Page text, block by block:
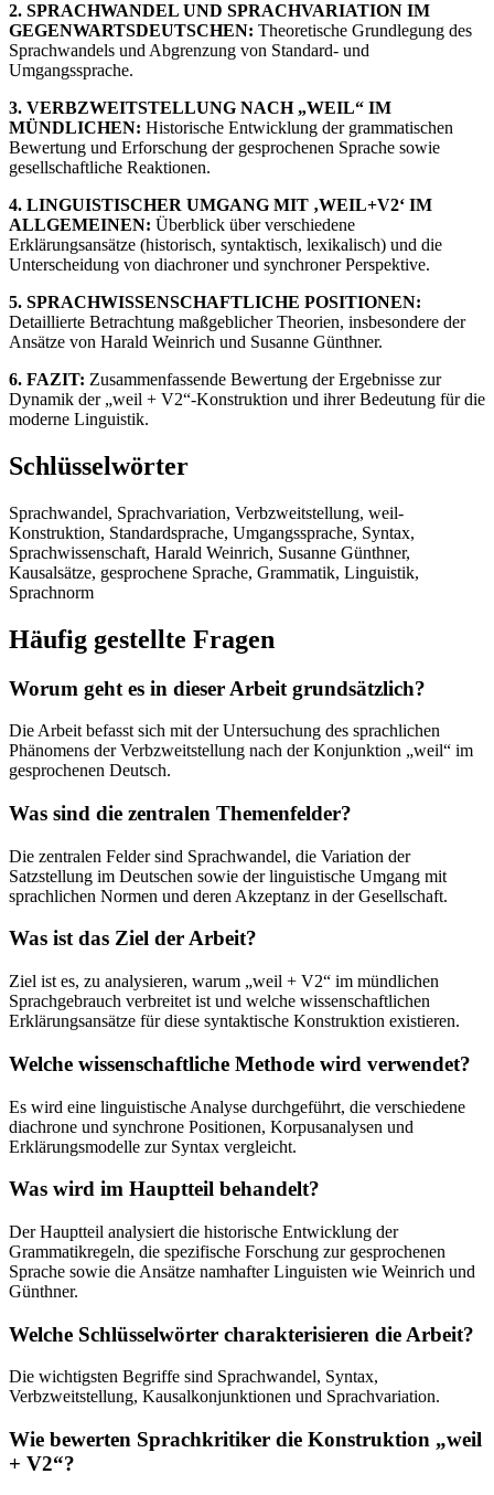
2. SPRACHWANDEL UND SPRACHVARIATION IM
GEGENWARTSDEUTSCHEN: Theoretische Grundlegung des
Sprachwandels und Abgrenzung von Standard- und
Umgangssprache.
3. VERBZWEITSTELLUNG NACH „WEIL“ IM
MÜNDLICHEN: Historische Entwicklung der grammatischen
Bewertung und Erforschung der gesprochenen Sprache sowie
gesellschaftliche Reaktionen.
4. LINGUISTISCHER UMGANG MIT ‚WEIL+V2‘ IM
ALLGEMEINEN: Überblick über verschiedene
Erklärungsansätze (historisch, syntaktisch, lexikalisch) und die
Unterscheidung von diachroner und synchroner Perspektive.
5. SPRACHWISSENSCHAFTLICHE POSITIONEN:
Detaillierte Betrachtung maßgeblicher Theorien, insbesondere der
Ansätze von Harald Weinrich und Susanne Günthner.
6. FAZIT: Zusammenfassende Bewertung der Ergebnisse zur
Dynamik der „weil + V2“-Konstruktion und ihrer Bedeutung für die
moderne Linguistik.
Schlüsselwörter
Sprachwandel, Sprachvariation, Verbzweitstellung, weil-
Konstruktion, Standardsprache, Umgangssprache, Syntax,
Sprachwissenschaft, Harald Weinrich, Susanne Günthner,
Kausalsätze, gesprochene Sprache, Grammatik, Linguistik,
Sprachnorm
Häufig gestellte Fragen
Worum geht es in dieser Arbeit grundsätzlich?
Die Arbeit befasst sich mit der Untersuchung des sprachlichen
Phänomens der Verbzweitstellung nach der Konjunktion „weil“ im
gesprochenen Deutsch.
Was sind die zentralen Themenfelder?
Die zentralen Felder sind Sprachwandel, die Variation der
Satzstellung im Deutschen sowie der linguistische Umgang mit
sprachlichen Normen und deren Akzeptanz in der Gesellschaft.
Was ist das Ziel der Arbeit?
Ziel ist es, zu analysieren, warum „weil + V2“ im mündlichen
Sprachgebrauch verbreitet ist und welche wissenschaftlichen
Erklärungsansätze für diese syntaktische Konstruktion existieren.
Welche wissenschaftliche Methode wird verwendet?
Es wird eine linguistische Analyse durchgeführt, die verschiedene
diachrone und synchrone Positionen, Korpusanalysen und
Erklärungsmodelle zur Syntax vergleicht.
Was wird im Hauptteil behandelt?
Der Hauptteil analysiert die historische Entwicklung der
Grammatikregeln, die spezifische Forschung zur gesprochenen
Sprache sowie die Ansätze namhafter Linguisten wie Weinrich und
Günthner.
Welche Schlüsselwörter charakterisieren die Arbeit?
Die wichtigsten Begriffe sind Sprachwandel, Syntax,
Verbzweitstellung, Kausalkonjunktionen und Sprachvariation.
Wie bewerten Sprachkritiker die Konstruktion „weil
+ V2“?